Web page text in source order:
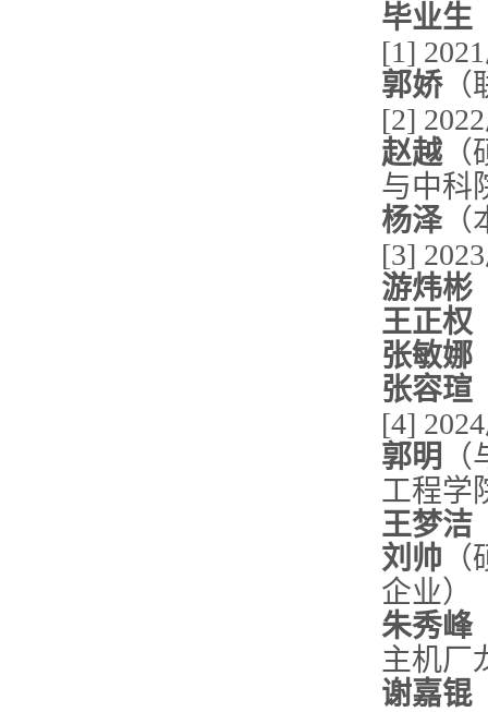
毕业生
[1]
郭娇（
[2]
赵越（
与中科
杨泽
[3]
游炜彬
王正权
张敏娜
张容瑄
[4]
郭明
工程学
王梦洁
刘帅
企业）
朱秀峰
主机厂
谢嘉锟